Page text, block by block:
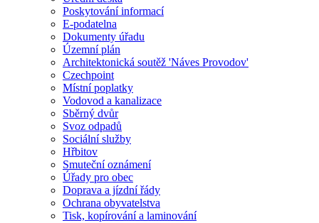
Poskytování informací
E-podatelna
Dokumenty úřadu
Územní plán
Architektonická soutěž 'Náves Provodov'
Czechpoint
Místní poplatky
Vodovod a kanalizace
Sběrný dvůr
Svoz odpadů
Sociální služby
Hřbitov
Smuteční oznámení
Úřady pro obec
Doprava a jízdní řády
Ochrana obyvatelstva
Tisk, kopírování a laminování